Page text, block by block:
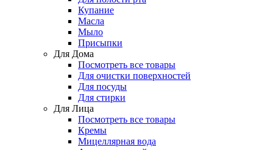
Купание
Масла
Мыло
Присыпки
Для Дома
Посмотреть все товары
Для очистки поверхностей
Для посуды
Для стирки
Для Лица
Посмотреть все товары
Кремы
Мицеллярная вода